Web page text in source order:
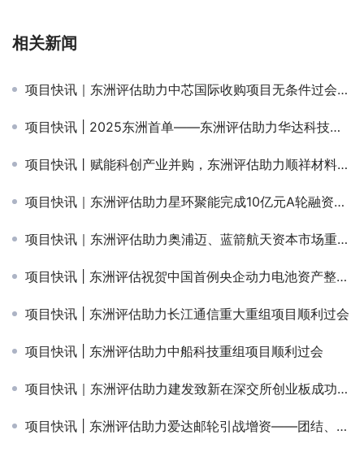
相关新闻
项目快讯｜东洲评估助力中芯国际收购项目无条件过会，专业护航，价值彰显
项目快讯 | 2025东洲首单——东洲评估助力华达科技收购江苏恒义无条件过会
项目快讯丨赋能科创产业并购，东洲评估助力顺祥材料定向发行项目顺利过审
项目快讯｜东洲评估助力星环聚能完成10亿元A轮融资，赋能可控核聚变技术商业化
项目快讯｜东洲评估助力奥浦迈、蓝箭航天资本市场重大项目取得新进展
项目快讯 | 东洲评估祝贺中国首例央企动力电池资产整合项目获国务院国资委批复
项目快讯 | 东洲评估助力长江通信重大重组项目顺利过会
项目快讯 | 东洲评估助力中船科技重组项目顺利过会
项目快讯｜东洲评估助力建发致新在深交所创业板成功上市
项目快讯 | 东洲评估助力爱达邮轮引战增资——团结、智慧、专业